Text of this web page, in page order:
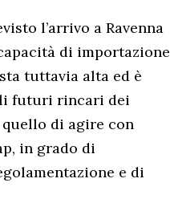
l’arrivo a Ravenna
di importazione
tuttavia alta ed è
futuri rincari dei
quello di agire con
in grado di
e di